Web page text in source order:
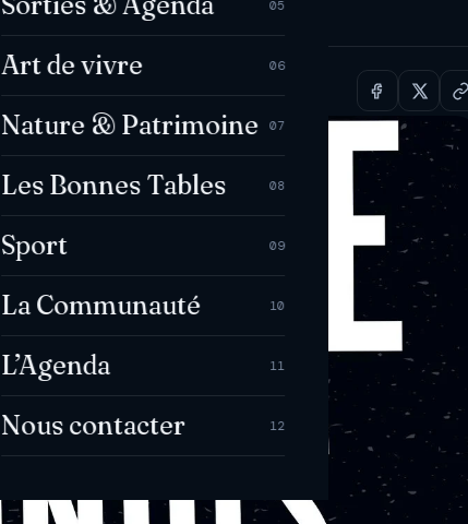
05
Art de vivre 06
Nature & Patrimoine 07
Les Bonnes Tables 08
Sport 09
La Communauté 10
L’Agenda 11
Nous contacter 12